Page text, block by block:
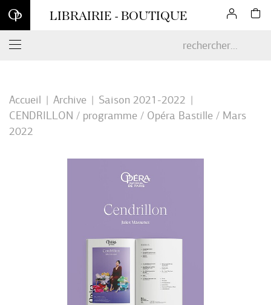
Inscrivez-vous à notre newsletter et profitez d'une remise de 10
% sur votre première commande en ligne*
LIBRAIRIE - BOUTIQUE
Accueil Archive
Saison 2021-2022
CENDRILLON / programme / Opéra Bastille / Mars
2022